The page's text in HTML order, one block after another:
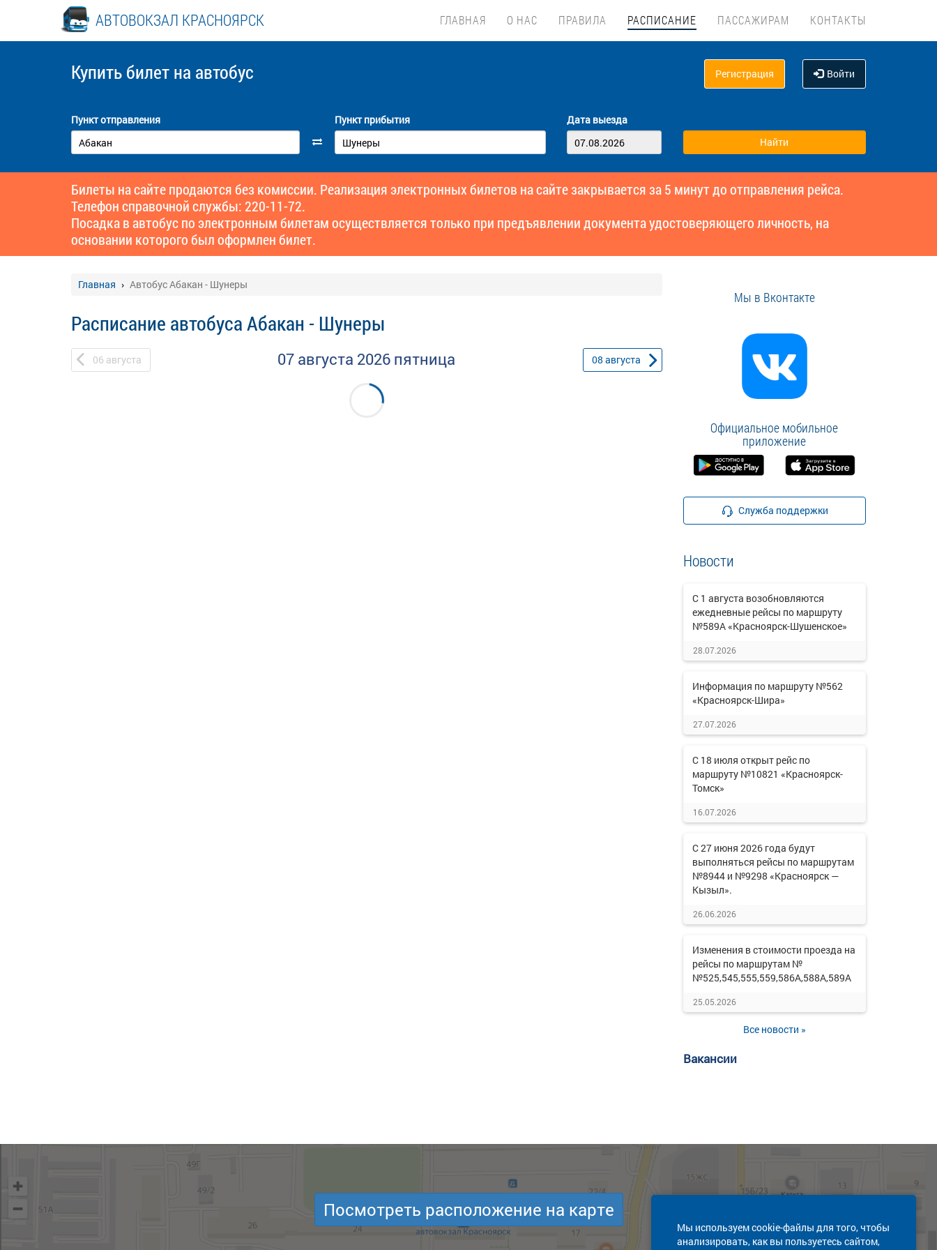
АВТОВОКЗАЛ КРАСНОЯРСК ГЛАВНАЯ О НАС ПРАВИЛА РАСПИСАНИЕ ПАССАЖИРАМ КОНТАКТЫ
Купить билет на автобус Регистрация Войти
Пункт отправления Пункт прибытия Дата выезда
Билеты на сайте продаются без комиссии. Реализация электронных билетов на сайте закрывается за 5 минут до отправления рейса.
Телефон справочной службы: 220-11-72.
Посадка в автобус по электронным билетам осуществляется только при предъявлении документа удостоверяющего личность, на
основании которого был оформлен билет.
Главная Автобус Абакан - Шунеры
Расписание автобуса Абакан - Шунеры
06 августа 07 августа 2026 пятница 08 августа
Мы в Вконтакте
Официальное мобильное
приложение
Служба поддержки
Новости
С 1 августа возобновляются
ежедневные рейсы по маршруту
№589А «Красноярск-Шушенское»
28.07.2026
Информация по маршруту №562
«Красноярск-Шира»
27.07.2026
С 18 июля открыт рейс по
маршруту №10821 «Красноярск-
Томск»
16.07.2026
С 27 июня 2026 года будут
выполняться рейсы по маршрутам
№8944 и №9298 «Красноярск —
Кызыл».
26.06.2026
Изменения в стоимости проезда на
рейсы по маршрутам №
№525,545,555,559,586А,588А,589А
25.05.2026
Все новости »
Вакансии
Мы используем cookie-файлы для того, чтобы
анализировать, как вы пользуетесь сайтом,
Посмотреть расположение на карте